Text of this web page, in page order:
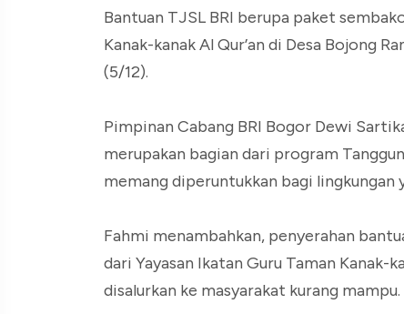
Bantuan TJSL BRI berupa paket
Kanak-kanak Al Qur’an di Desa Bojong
(5/12).
Pimpinan Cabang BRI Bogor Dewi
merupakan bagian dari program
memang diperuntukkan bagi lingkungan
Fahmi menambahkan, penyerahan
dari Yayasan Ikatan Guru Taman Kanak-
disalurkan ke masyarakat kurang mampu.